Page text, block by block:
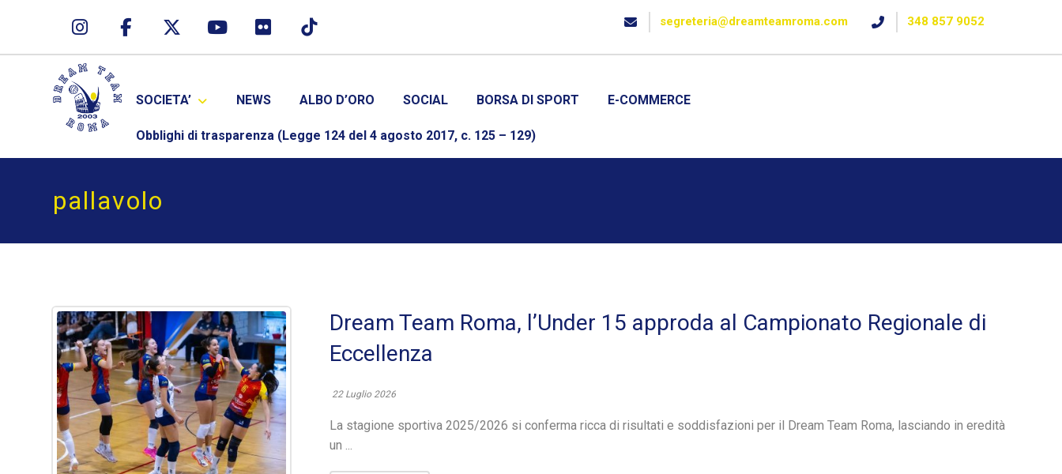
348 857 9052
segreteria@dreamteamroma.com
SOCIETA’ NEWS ALBO D’ORO SOCIAL BORSA DI SPORT E-COMMERCE
Obblighi di trasparenza (Legge 124 del 4 agosto 2017, c. 125 – 129)
pallavolo
Dream Team Roma, l’Under 15 approda al Campionato Regionale di
Eccellenza
22 Luglio 2026
La stagione sportiva 2025/2026 si conferma ricca di risultati e soddisfazioni per il Dream Team Roma, lasciando in eredità
un ...